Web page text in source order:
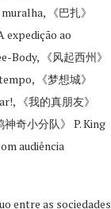
《巴扎》
expedição ao
Body, 《风起西州》
《梦想城》
《我的真朋友》
奇小分队》 P. King
audiência
entre as sociedades